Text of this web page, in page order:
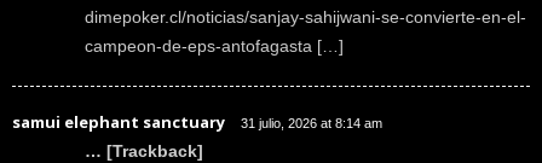
dimepoker.cl/noticias/sanjay-sahijwani-se-convierte-en-el-
campeon-de-eps-antofagasta […]
samui elephant sanctuary 31 julio, 2026 at 8:14 am
… [Trackback]